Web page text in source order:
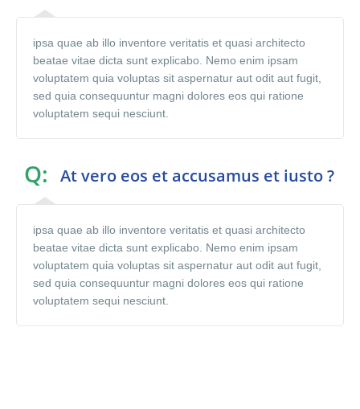
ipsa quae ab illo inventore veritatis et quasi architecto
beatae vitae dicta sunt explicabo. Nemo enim ipsam
voluptatem quia voluptas sit aspernatur aut odit aut fugit,
sed quia consequuntur magni dolores eos qui ratione
voluptatem sequi nesciunt.
Q: At vero eos et accusamus et iusto ?
ipsa quae ab illo inventore veritatis et quasi architecto
beatae vitae dicta sunt explicabo. Nemo enim ipsam
voluptatem quia voluptas sit aspernatur aut odit aut fugit,
sed quia consequuntur magni dolores eos qui ratione
voluptatem sequi nesciunt.